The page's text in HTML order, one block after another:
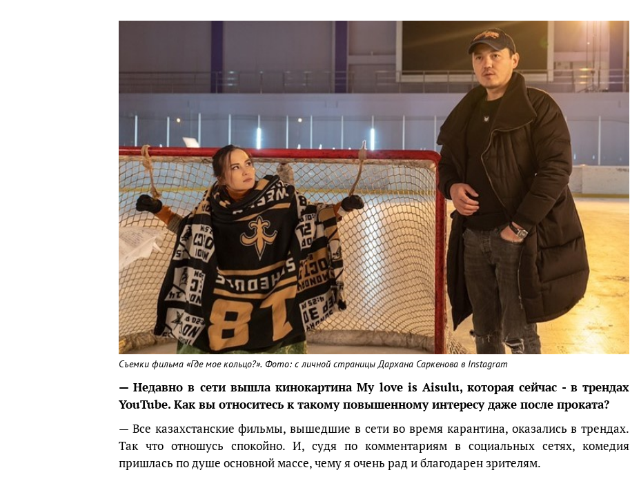
Съемки фильма «Где мое кольцо?». Фото: с личной страницы Дархана Саркенова в Instagram
— Недавно в сети вышла кинокартина My love is Aisulu, которая сейчас - в трендах
YouTube. Как вы относитесь к такому повышенному интересу даже после проката?
— Все казахстанские фильмы, вышедшие в сети во время карантина, оказались в трендах.
Так что отношусь спокойно. И, судя по комментариям в социальных сетях, комедия
пришлась по душе основной массе, чему я очень рад и благодарен зрителям.